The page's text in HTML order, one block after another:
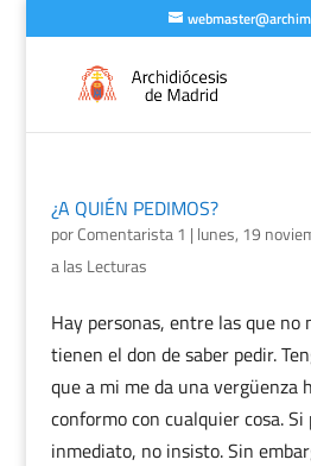
¿A QUIÉN PEDIMOS?
porComentarista 1 | lunes, 19
a las Lecturas
Hay personas, entre las que no
tienen el don de saber pedir.
que a mi me da una vergüenza
conformo con cualquier cosa.
inmediato, no insisto. Sin